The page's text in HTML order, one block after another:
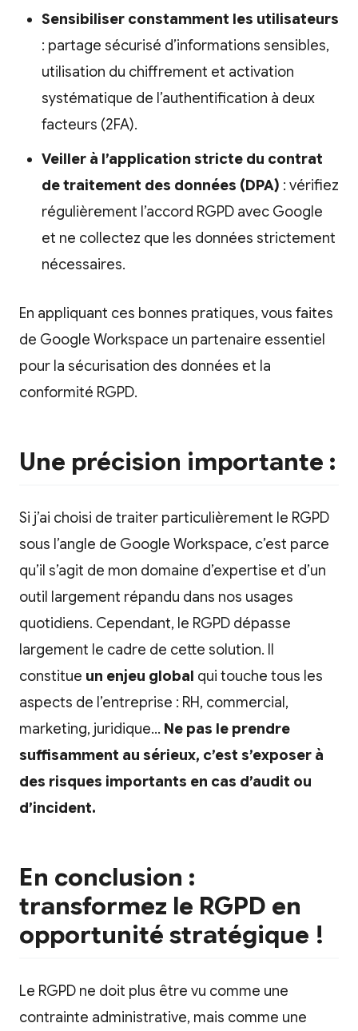
Sensibiliser constamment les utilisateurs
: partage sécurisé d’informations sensibles,
utilisation du chiffrement et activation
systématique de l’authentification à deux
facteurs (2FA).
Veiller à l’application stricte du contrat
de traitement des données (DPA) : vérifiez
régulièrement l’accord RGPD avec Google
et ne collectez que les données strictement
nécessaires.
En appliquant ces bonnes pratiques, vous faites
de Google Workspace un partenaire essentiel
pour la sécurisation des données et la
conformité RGPD.
Une précision importante :
Si j’ai choisi de traiter particulièrement le RGPD
sous l’angle de Google Workspace, c’est parce
qu’il s’agit de mon domaine d’expertise et d’un
outil largement répandu dans nos usages
quotidiens. Cependant, le RGPD dépasse
largement le cadre de cette solution. Il
constitue un enjeu global qui touche tous les
aspects de l’entreprise : RH, commercial,
marketing, juridique… Ne pas le prendre
suffisamment au sérieux, c’est s’exposer à
des risques importants en cas d’audit ou
d’incident.
En conclusion :
transformez le RGPD en
opportunité stratégique !
Le RGPD ne doit plus être vu comme une
contrainte administrative, mais comme une